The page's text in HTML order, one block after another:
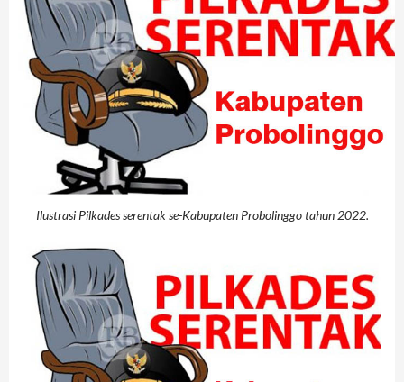
Ilustrasi Pilkades serentak se-Kabupaten Probolinggo tahun 2022.